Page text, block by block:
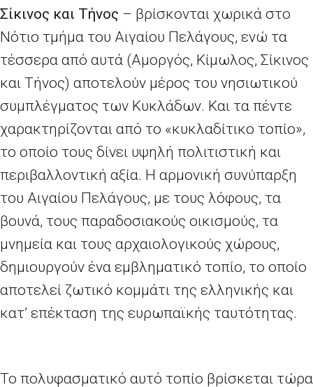
Σίκινος και Τήνος – βρίσκονται χωρικά στο
Νότιο τμήμα του Αιγαίου Πελάγους, ενώ τα
τέσσερα από αυτά (Αμοργός, Κίμωλος, Σίκινος
και Τήνος) αποτελούν μέρος του νησιωτικού
συμπλέγματος των Κυκλάδων. Και τα πέντε
χαρακτηρίζονται από το «κυκλαδίτικο τοπίο»,
το οποίο τους δίνει υψηλή πολιτιστική και
περιβαλλοντική αξία. H αρμονική συνύπαρξη
του Αιγαίου Πελάγους, με τους λόφους, τα
βουνά, τους παραδοσιακούς οικισμούς, τα
μνημεία και τους αρχαιολογικούς χώρους,
δημιουργούν ένα εμβληματικό τοπίο, το οποίο
αποτελεί ζωτικό κομμάτι της ελληνικής και
κατ’ επέκταση της ευρωπαϊκής ταυτότητας.
Το πολυφασματικό αυτό τοπίο βρίσκεται τώρα